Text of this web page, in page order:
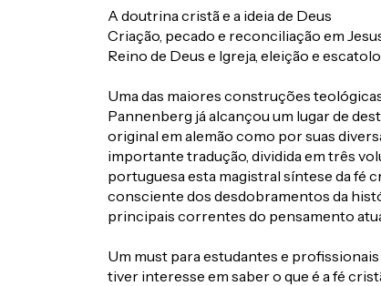
A doutrina cristã e a ideia de Deus
Criação, pecado e reconciliação em
Reino de Deus e Igreja, eleição e
Uma das maiores construções
Pannenberg já alcançou um lugar de
original em alemão como por suas
importante tradução, dividida em três
portuguesa esta magistral síntese da fé
consciente dos desdobramentos da
principais correntes do pensamento
Um must para estudantes e
tiver interesse em saber o que é a fé